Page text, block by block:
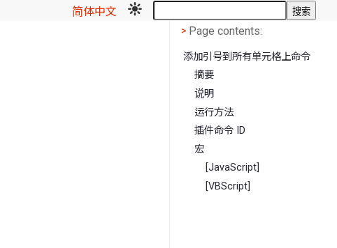
简体中文 搜索
< Page contents
> Page contents:
添加引号到所有单元格上命令
摘要
说明
运行方法
插件命令 ID
宏
[JavaScript]
[VBScript]